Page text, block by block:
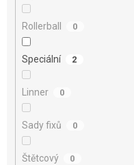
Rollerball 0
Speciální 2
Linner 0
Sady fixů 0
Štětcový 0